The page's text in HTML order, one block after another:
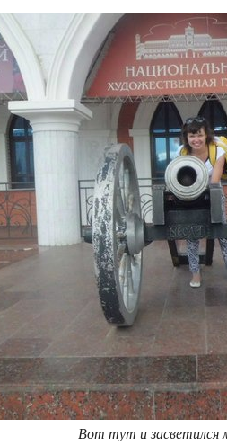
Вот тут и засветился